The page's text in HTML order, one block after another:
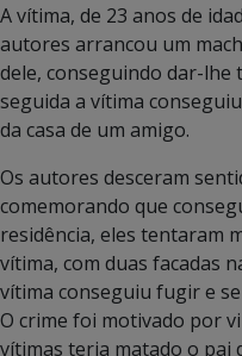
A vítima, de 23 anos de
autores arrancou um
dele, conseguindo dar-lhe
seguida a vítima
da casa de um amigo.
Os autores desceram
comemorando que
residência, eles tentaram
vítima, com duas facadas
vítima conseguiu fugir e
O crime foi motivado por
vítimas teria matado o pai